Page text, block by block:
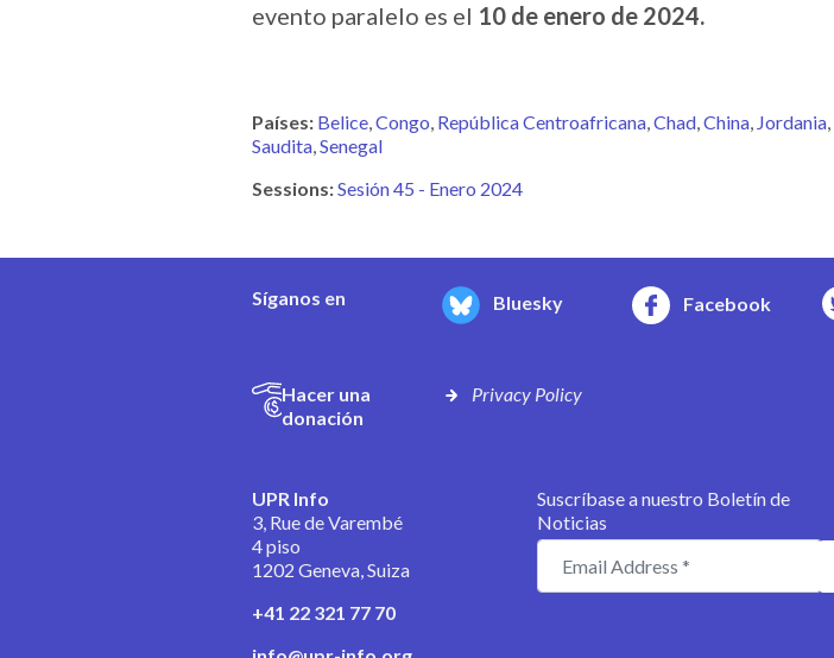
evento paralelo es el 10 de enero de 2024.
Países: Belice Congo República Centroafricana Chad China Jordania
Saudita Senegal
Sessions:Sesión 45 - Enero 2024
Síganos en Bluesky Facebook
Hacer una
donación
Privacy Policy
UPR Info
3, Rue de Varembé
4 piso
1202 Geneva, Suiza
+41 22 321 77 70
Suscríbase a nuestro Boletín de
Noticias